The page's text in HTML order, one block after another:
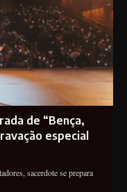
de “Bença,
especial
sacerdote se prepara